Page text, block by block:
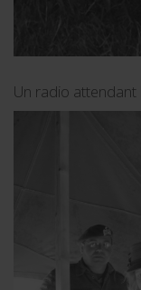
Un radio attendant